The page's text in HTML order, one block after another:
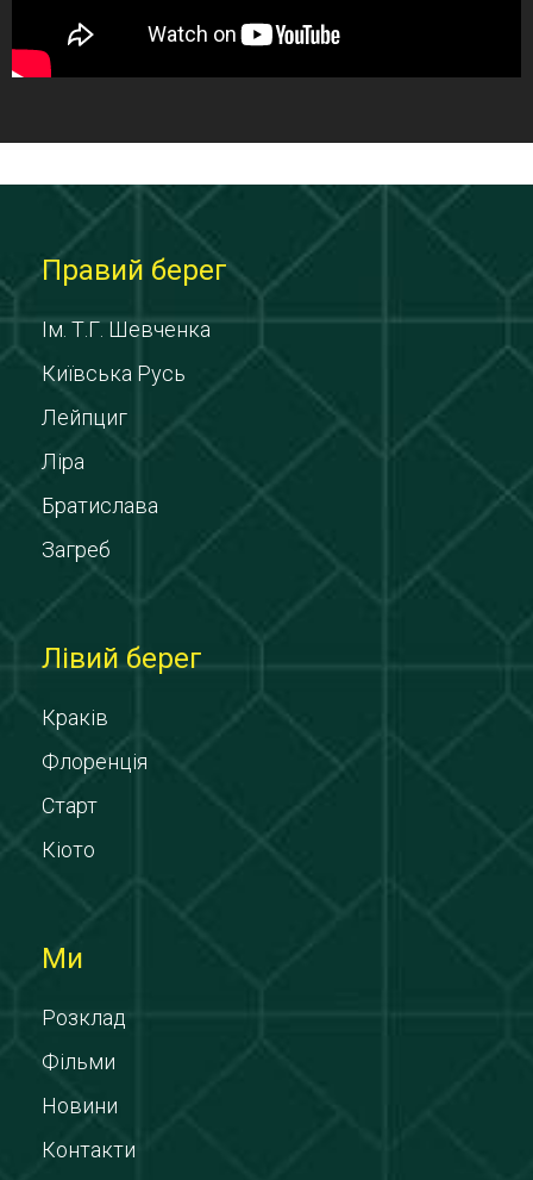
Правий берег
Ім. Т.Г. Шевченка
Київська Русь
Лейпциг
Ліра
Братислава
Загреб
Лівий берег
Краків
Флоренція
Старт
Кіото
Ми
Розклад
Фільми
Новини
Контакти